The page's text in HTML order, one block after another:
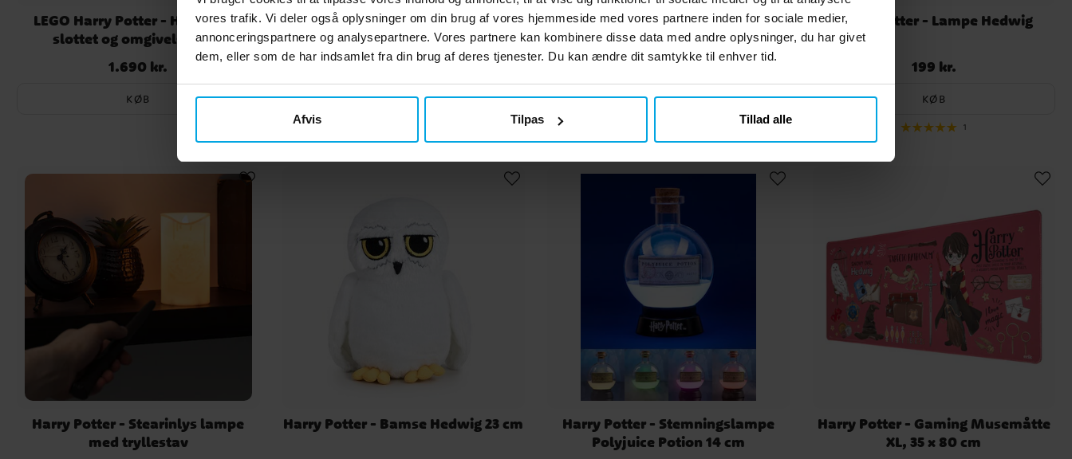
vores trafik. Vi deler også oplysninger om din brug af vores hjemmeside med vores partnere inden for sociale medier,
annonceringspartnere og analysepartnere. Vores partnere kan kombinere disse data med andre oplysninger, du har givet
dem, eller som de har indsamlet fra din brug af deres tjenester. Du kan ændre dit samtykke til enhver tid.
Afvis Tilpas Tillad alle
LEGO Harry Potter - Hogwarts-
slottet og omgivelser 18+
Pris:1.690 kr.
1.690 kr.
KØB
Harry Potter Penalhus
Pris :39 kr.
39 kr.
KØB
Harry Potter - Bamse
Sorteringshuen med lyd 30 cm
Pris:179 kr.
179 kr.
GÅ TIL
Harry Potter - Lampe Hedwig
Pris:199 kr.
199 kr.
KØB
1
Harry Potter - Stearinlys lampe
med tryllestav
Harry Potter - Bamse Hedwig 23 cm
Harry Potter - Stemningslampe
Polyjuice Potion 14 cm
Harry Potter - Gaming Musemåtte
XL, 35 x 80 cm